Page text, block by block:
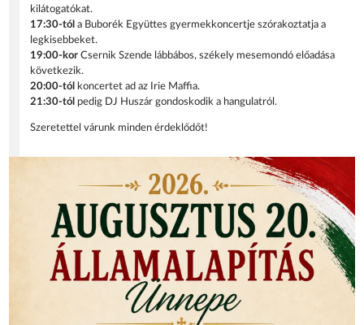
kilátogatókat.
17:30-tól a Buborék Együttes gyermekkoncertje szórakoztatja a
legkisebbeket.
19:00-korCsernik Szende lábbábos, székely mesemondó előadása
következik.
20:00-tól
koncertet ad az Irie Maffia.
21:30-tól pedig DJ Huszár gondoskodik a hangulatról.
Szeretettel várunk minden érdeklődőt!